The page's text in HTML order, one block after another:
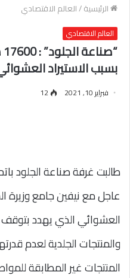
الرئيسية/العالم الاقتصادي
العالم الاقتصادي
بسبب الاستيراد
فبراير 10, 2021 12
طالبت غرفة صناعة الجلود
عاجل مع نيفين جامع وزيرة
والمنتجات الجلدية لعدم
المنتجات غير المطابقة